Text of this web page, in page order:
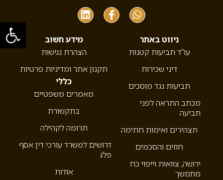
פתח
ניווט באתר
עו”ד תביעות קטנות
דיני שכירות
תביעות נגד מוסכים
מכתב התראה לפני
תביעה
תצהירים ואימות חתימה
חוזים והסכמים
ירושה, צוואות וייפוי כח
מתמשך
מידע חשוב
הצהרת נגישות
תקנון אתר ומדיניות פרטיות
כללי
מאמרים משפטיים
בתקשורת
תרומה לקהילה
דרושים למשרד עורכי דין אסף
פלג
אודות